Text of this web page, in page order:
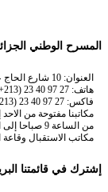
المسرح الوطني
العنوان: 10 شارع الحاج عمر، 16000، الجزائر
هاتف: 27 97 40 23 (213+)
فاكس: 27 97 40 23 (213+)
مكاتبنا مفتوحة من
من الساعة 9 صباحا إلى الساعة 17 .
مكاتب الاستقبال وقاعة العروض
إشترك في قائمتنا